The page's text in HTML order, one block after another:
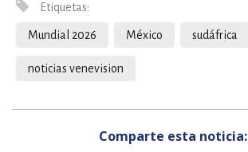
Etiquetas:
Mundial 2026 México sudáfrica
noticias venevision
Comparte esta noticia: